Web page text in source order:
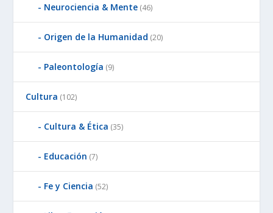
Neurociencia & Mente (46)
Origen de la Humanidad (20)
Paleontología (9)
Cultura (102)
Cultura & Ética (35)
Educación (7)
Fe y Ciencia (52)